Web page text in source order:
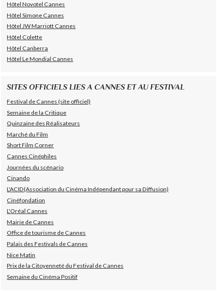
Hôtel Novotel Cannes
Hôtel Simone Cannes
Hôtel JW Marriott Cannes
Hôtel Colette
Hôtel Canberra
Hôtel Le Mondial Cannes
SITES OFFICIELS LIES A CANNES ET AU FESTIVAL
Festival de Cannes (site officiel)
Semaine de la Critique
Quinzaine des Réalisateurs
Marché du Film
Short Film Corner
Cannes Cinéphiles
Journées du scénario
Cinando
L'ACID(Association du Cinéma Indépendant pour sa Diffusion)
Cinéfondation
L'Oréal Cannes
Mairie de Cannes
Office de tourisme de Cannes
Palais des Festivals de Cannes
Nice Matin
Prix de la Citoyenneté du Festival de Cannes
Semaine du Cinéma Positif